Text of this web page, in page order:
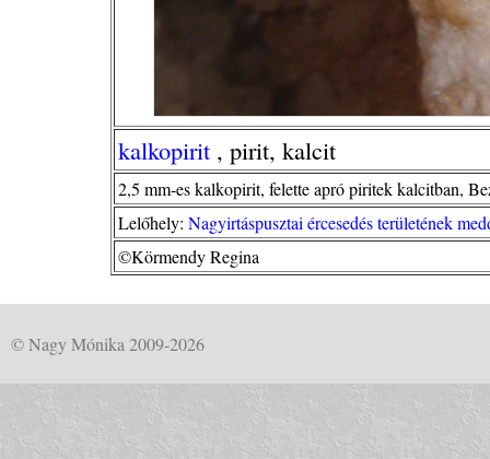
kalkopirit , pirit, kalcit
2,5 mm-es kalkopirit, felette apró piritek kalcitban,
Lelőhely: Nagyirtáspusztai ércesedés területének
©Körmendy Regina
© Nagy Mónika 2009-2026